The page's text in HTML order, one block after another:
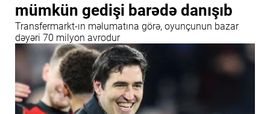
mümkün gedişi barədə danışıb
Transfermarkt-ın məlumatına görə, oyunçunun bazar
dəyəri 70 milyon avrodur